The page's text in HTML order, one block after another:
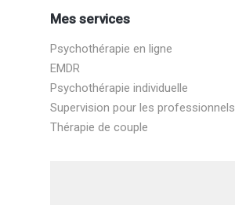
Mes services
Psychothérapie en ligne
EMDR
Psychothérapie individuelle
Supervision pour les professionnels
Thérapie de couple